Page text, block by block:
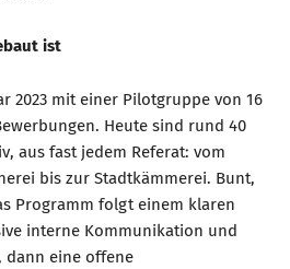
ist
2023 mit einer Pilotgruppe von 16
Heute sind rund 40
aus fast jedem Referat: vom
bis zur Stadtkämmerei. Bunt,
Programm folgt einem klaren
interne Kommunikation und
dann eine offene